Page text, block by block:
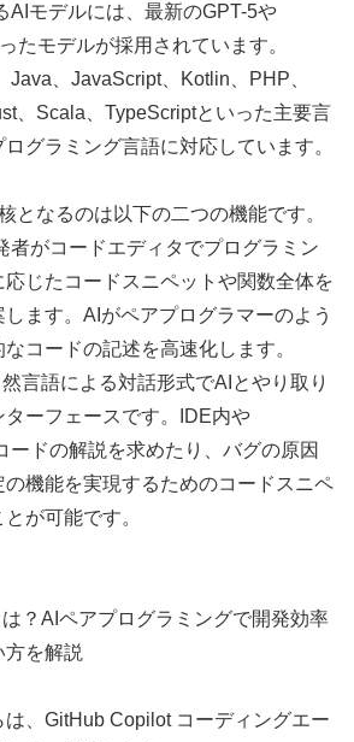
AIモデルには、最新のGPT-5や
たモデルが採用されています。
Java、JavaScript、Kotlin、PHP、
、Scala、TypeScriptといった主要言
グラミング言語に対応しています。
となるのは以下の二つの機能です。
者がコードエディタでプログラミン
じたコードスニペットや関数全体を
ます。AIがペアプログラマーのよう
コードの記述を高速化します。
言語による対話形式でAIとやり取り
ーフェースです。IDE内や
ードの解説を求めたり、バグの原因
の機能を実現するためのコードスニペ
が可能です。
？AIペアプログラミングで開発効率
方を解説
、GitHub Copilot コーディングエー